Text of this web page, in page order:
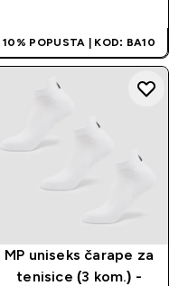
10% POPUSTA | KOD: BA10
MP uniseks čarape za
tenisice (3 kom.) -